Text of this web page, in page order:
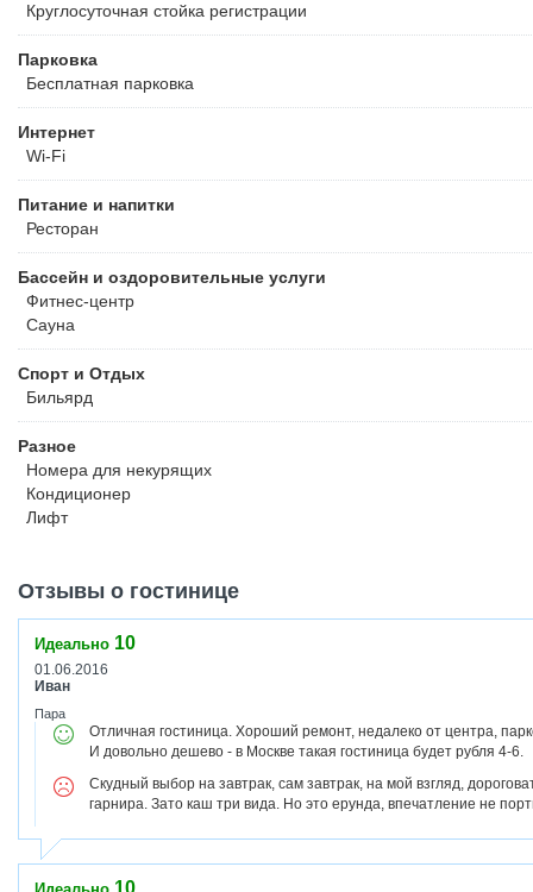
Круглосуточная стойка регистрации
Парковка
Бесплатная парковка
Интернет
Wi-Fi
Питание и напитки
Ресторан
Бассейн и оздоровительные услуги
Фитнес-центр
Сауна
Спорт и Отдых
Бильярд
Разное
Номера для некурящих
Кондиционер
Лифт
Отзывы о гостинице
Идеально 10
01.06.2016
Иван
Пара
Отличная гостиница. Хороший ремонт, недалеко от центра,
И довольно дешево - в Москве такая гостиница будет рубля 4-6.
Скудный выбор на завтрак, сам завтрак, на мой взгляд,
гарнира. Зато каш три вида. Но это ерунда, впечатление не
10